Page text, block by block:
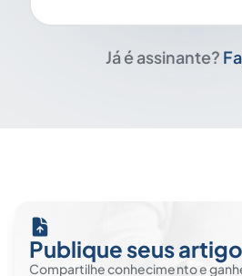
Já é assinante?
Publique seus
Compartilhe conhecimento e